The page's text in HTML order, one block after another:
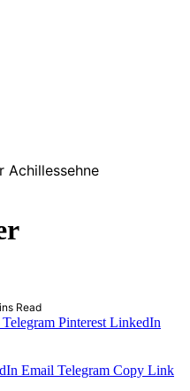
Achillessehne
Read
Telegram Pinterest LinkedIn
Email Telegram Copy Link